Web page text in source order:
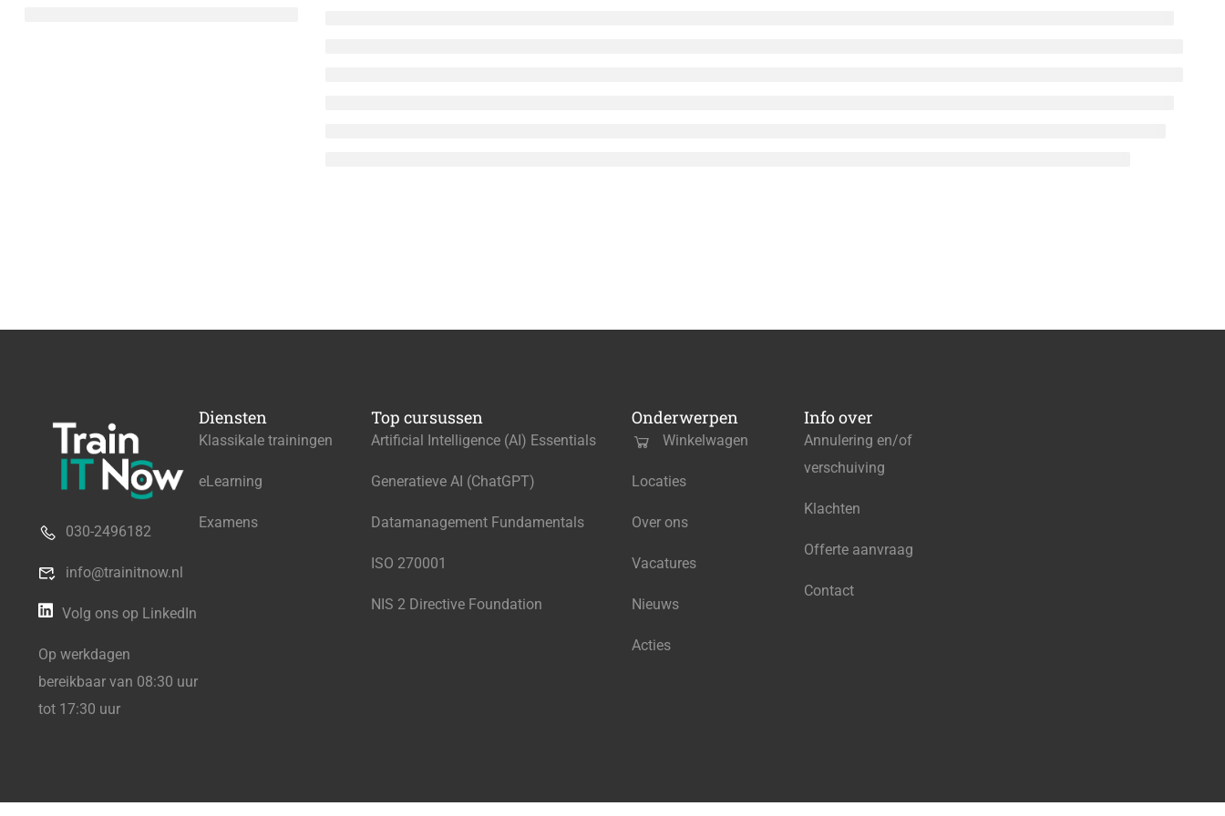
030-2496182
info@trainitnow.nl
Volg ons op LinkedIn
Op werkdagen
bereikbaar van 08:30 uur
tot 17:30 uur
Diensten
Klassikale trainingen
eLearning
Examens
Top cursussen
Artificial Intelligence (AI) Essentials
Generatieve AI (ChatGPT)
Datamanagement Fundamentals
ISO 270001
NIS 2 Directive Foundation
Onderwerpen
Winkelwagen
Locaties
Over ons
Vacatures
Nieuws
Acties
Info over
Annulering en/of
verschuiving
Klachten
Offerte aanvraag
Contact